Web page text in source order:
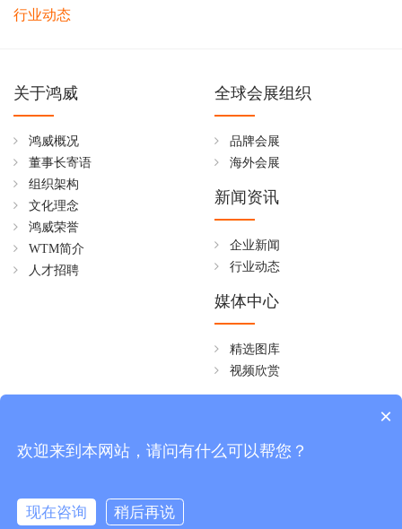
行业动态
关于鸿威
鸿威概况
董事长寄语
组织架构
文化理念
鸿威荣誉
WTM简介
人才招聘
全球会展组织
品牌会展
海外会展
新闻资讯
企业新闻
行业动态
媒体中心
精选图库
视频欣赏
周一至周五 08:30~18:00
版权所有 © 广东鸿威国际会展集团有限公司
×
欢迎来到本网站，请问有什么可以帮您？
现在咨询 稍后再说